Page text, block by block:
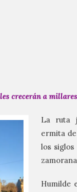
crecerán a
La ruta
ermita
los
Humilde